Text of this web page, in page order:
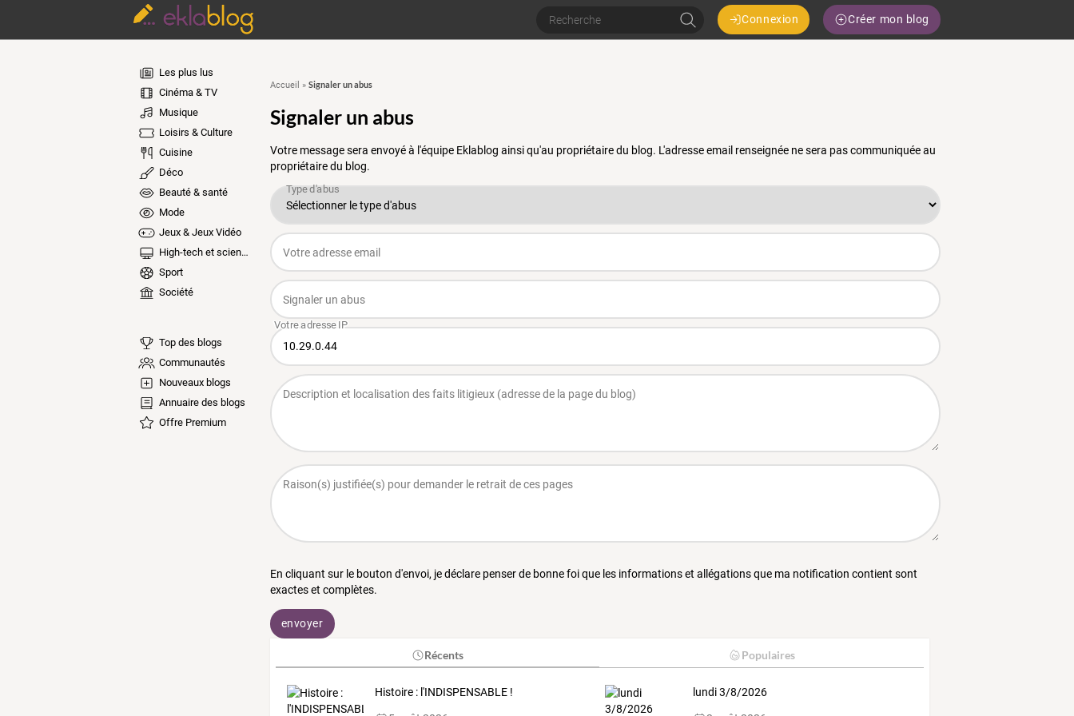
Connexion Créer mon blog
Les plus lus
Cinéma & TV
Musique
Loisirs & Culture
Cuisine
Déco
Beauté & santé
Mode
Jeux & Jeux Vidéo
High-tech et sciences
Sport
Société
Top des blogs
Communautés
Nouveaux blogs
Annuaire des blogs
Offre Premium
Accueil » Signaler un abus
Signaler un abus
Votre message sera envoyé à l'équipe Eklablog ainsi qu'au propriétaire du blog. L'adresse email renseignée ne sera pas communiquée au
propriétaire du blog.
En cliquant sur le bouton d'envoi, je déclare penser de bonne foi que les informations et allégations que ma notification contient sont
exactes et complètes.
envoyer
Récents Populaires
Histoire : l'INDISPENSABLE ! lundi 3/8/2026